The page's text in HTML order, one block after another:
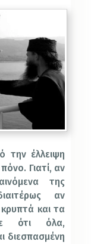
την έλλειψη
Γιατί, αν
της
αν
και τα
ότι όλα,
διεσπασμένη